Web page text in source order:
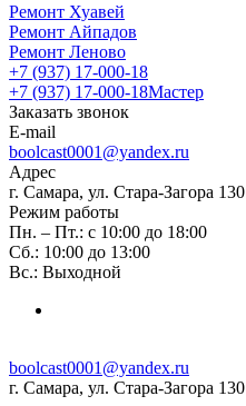
Ремонт Хуавей
Ремонт Айпадов
Ремонт Леново
+7 (937) 17-000-18
+7 (937) 17-000-18Мастер
Заказать звонок
E-mail
boolcast0001@yandex.ru
Адрес
г. Самара, ул. Стара-Загора 130
Режим работы
Пн. – Пт.: с 10:00 до 18:00
Сб.: 10:00 до 13:00
Вс.: Выходной
boolcast0001@yandex.ru
г. Самара, ул. Стара-Загора 130